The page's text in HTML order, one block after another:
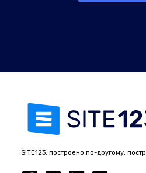
SITE123: построено по-другому,